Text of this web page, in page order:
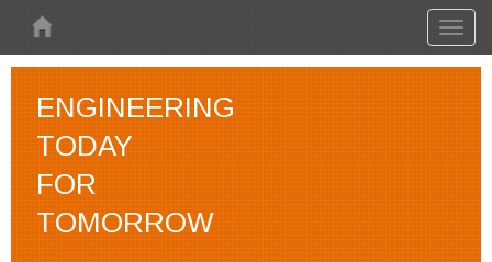
ENGINEERING
TODAY
FOR
TOMORROW